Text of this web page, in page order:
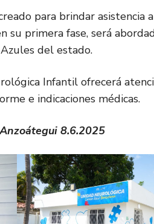
para brindar
su primera fase, será
del estado.
Infantil ofrecerá
e indicaciones médicas.
8.6.2025